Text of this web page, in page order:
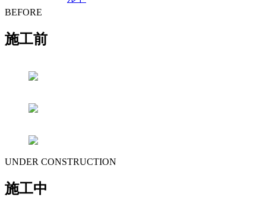
BEFORE
施工前
UNDER CONSTRUCTION
施工中